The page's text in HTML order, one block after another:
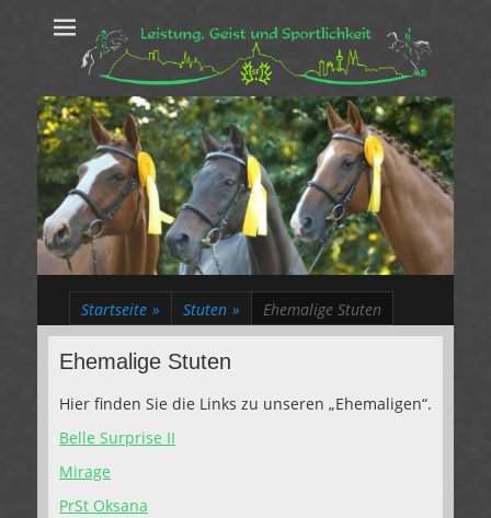
Leistung, Geist
und Sportlichkeit
Trakehner aus dem Herzen des Rheinlands
Startseite » Stuten » Ehemalige Stuten
Ehemalige Stuten
Hier finden Sie die Links zu unseren „Ehemaligen“.
Belle Surprise II
Mirage
PrSt Oksana